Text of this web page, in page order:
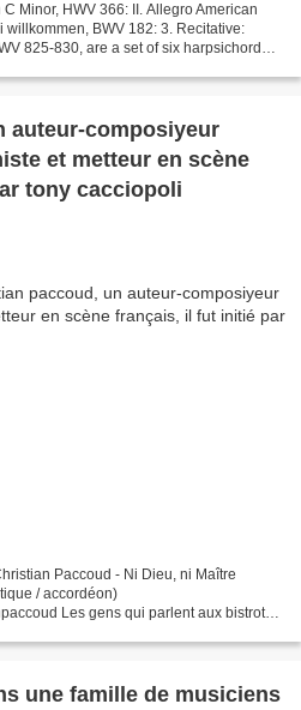
Minor, HWV 366: II. Allegro American
willkommen, BWV 182: 3. Recitative:
825-830, are a set of six harpsichord
auteur-composiyeur
et metteur en scène
tony cacciopoli
Paccoud - Ni Dieu, ni Maître
/ accordéon)
Les gens qui parlent aux bistrot,
une famille de musiciens